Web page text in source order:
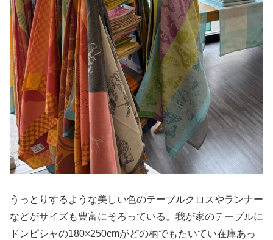
うっとりするような美しい色のテーブルクロスやランナー
などがサイズも豊富にそろっている。我が家のテーブルに
ドンピシャの180×250cmがどの柄でもたいてい在庫あっ